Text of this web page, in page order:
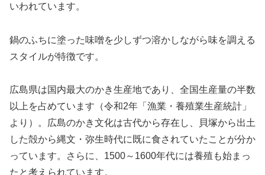
いわれています。
鍋のふちに塗った味噌を少しずつ溶かしながら味を調える
スタイルが特徴です。
広島県は国内最大のかき生産地であり、全国生産量の半数
以上を占めています（令和2年「漁業・養殖業生産統計」
より）。広島のかき文化は古代から存在し、貝塚から出土
した殻から縄文・弥生時代に既に食されていたことが分か
っています。さらに、1500～1600年代には養殖も始まっ
たと考えられています。